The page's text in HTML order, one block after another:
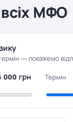
МФО
— покажемо
000 грн Термін